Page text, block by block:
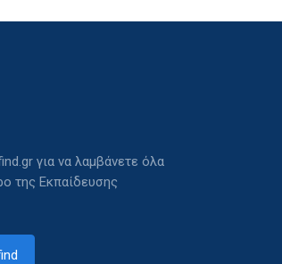
για να λαμβάνετε όλα
της Εκπαίδευσης